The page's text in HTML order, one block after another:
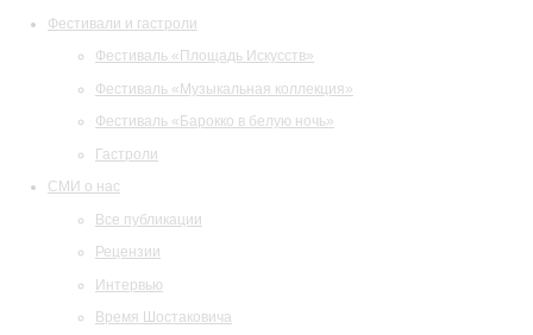
Фестивали и гастроли
Фестиваль «Площадь Искусств»
Фестиваль «Музыкальная коллекция»
Фестиваль «Барокко в белую ночь»
Гастроли
СМИ о нас
Все публикации
Рецензии
Интервью
Время Шостаковича